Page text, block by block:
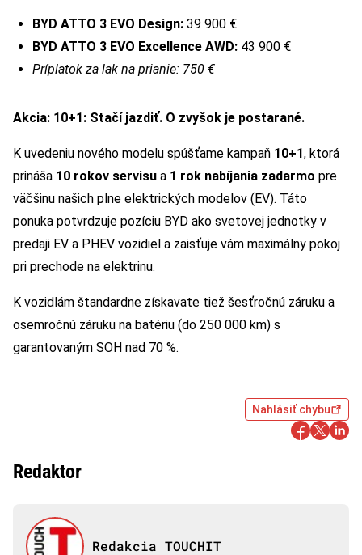
BYD ATTO 3 EVO Design: 39 900 €
BYD ATTO 3 EVO Excellence AWD: 43 900 €
Príplatok za lak na prianie: 750 €
Akcia: 10+1: Stačí jazdiť. O zvyšok je postarané.
K uvedeniu nového modelu spúšťame kampaň 10+1, ktorá
prináša 10 rokov servisu a 1 rok nabíjania zadarmo pre
väčšinu našich plne elektrických modelov (EV). Táto
ponuka potvrdzuje pozíciu BYD ako svetovej jednotky v
predaji EV a PHEV vozidiel a zaisťuje vám maximálny pokoj
pri prechode na elektrinu.
K vozidlám štandardne získavate tiež šesťročnú záruku a
osemročnú záruku na batériu (do 250 000 km) s
garantovaným SOH nad 70 %.
Nahlásiť chybu
Redaktor
Redakcia TOUCHIT